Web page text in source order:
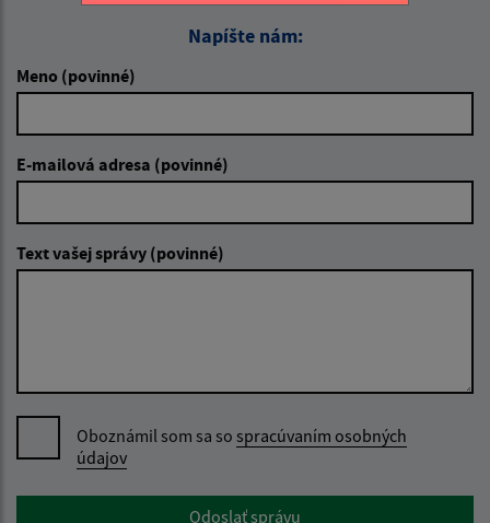
Napíšte nám:
Meno (povinné)
E-mailová adresa (povinné)
Text vašej správy (povinné)
Oboznámil som sa so spracúvaním osobných
údajov
Google reCaptcha ResponseOdoslať správu